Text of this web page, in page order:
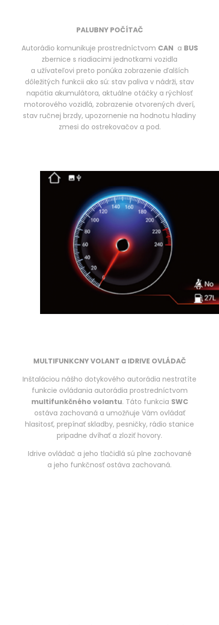
PALUBNY POČÍTAČ
Autorádio komunikuje prostredníctvom CAN a BUS
zbernice s riadiacimi jednotkami vozidla
a užívateľovi preto ponúka zobrazenie ďalších
dôležitých funkcii ako sú: stav paliva v nádrži, stav
napätia akumulátora, aktuálne otáčky a rýchlosť
motorového vozidlá, zobrazenie otvorených dverí,
stav ručnej brzdy, upozornenie na hodnotu hladiny
zmesi do ostrekovačov a pod.
MULTIFUNKCNY VOLANT a IDRIVE OVLÁDAČ
Inštaláciou nášho dotykového autorádia nestratíte
funkcie ovládania autorádia prostredníctvom
multifunkčného volantu. Táto funkcia SWC
ostáva zachovaná a umožňuje Vám ovládať
hlasitosť, prepínať skladby, pesničky, rádio stanice
pripadne dvíhať a zloziť hovory.
Idrive ovládač a jeho tlačidlá sú plne zachované
a jeho funkčnosť ostáva zachovaná.